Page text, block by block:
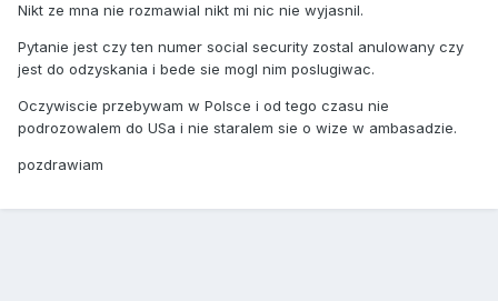
Nikt ze mna nie rozmawial nikt mi nic nie wyjasnil.
Pytanie jest czy ten numer social security zostal anulowany czy
jest do odzyskania i bede sie mogl nim poslugiwac.
Oczywiscie przebywam w Polsce i od tego czasu nie
podrozowalem do USa i nie staralem sie o wize w ambasadzie.
pozdrawiam